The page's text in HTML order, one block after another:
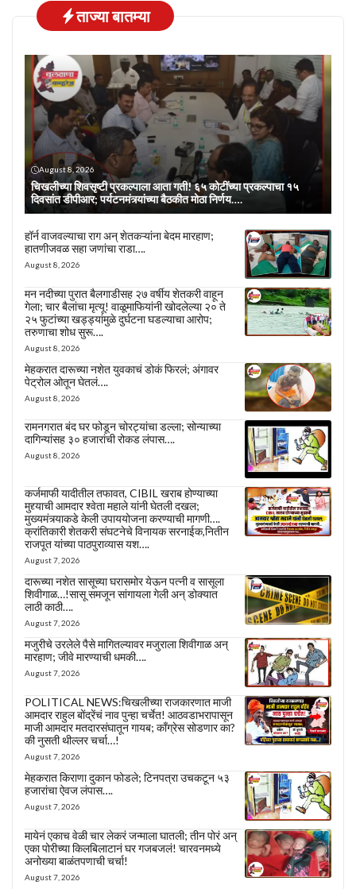
ताज्या बातम्या
August 8, 2026
चिखलीच्या शिवसृष्टी प्रकल्पाला आता गती! ६५ कोटींच्या प्रकल्पाचा १५
दिवसांत डीपीआर; पर्यटनमंत्र्यांच्या बैठकीत मोठा निर्णय….
हॉर्न वाजवल्याचा राग अन् शेतकऱ्यांना बेदम मारहाण;
हातणीजवळ सहा जणांचा राडा….
August 8, 2026
मन नदीच्या पुरात बैलगाडीसह २७ वर्षीय शेतकरी वाहून
गेला; चार बैलांचा मृत्यू! वाळूमाफियांनी खोदलेल्या २० ते
२५ फुटांच्या खड्ड्यांमुळे दुर्घटना घडल्याचा आरोप;
तरुणाचा शोध सुरू….
August 8, 2026
मेहकरात दारूच्या नशेत युवकाचं डोकं फिरलं; अंगावर
पेट्रोल ओतून घेतलं….
August 8, 2026
रामनगरात बंद घर फोडून चोरट्यांचा डल्ला; सोन्याच्या
दागिन्यांसह ३० हजारांची रोकड लंपास….
August 8, 2026
कर्जमाफी यादीतील तफावत, CIBIL खराब होण्याच्या
मुद्द्याची आमदार श्वेता महाले यांनी घेतली दखल;
मुख्यमंत्र्याकडे केली उपाययोजना करण्याची मागणी….
क्रांतिकारी शेतकरी संघटनेचे विनायक सरनाईक,नितीन
राजपूत यांच्या पाठपुराव्यास यश….
August 7, 2026
दारूच्या नशेत सासूच्या घरासमोर येऊन पत्नी व सासूला
शिवीगाळ…!सासू समजून सांगायला गेली अन् डोक्यात
लाठी काठी….
August 7, 2026
मजुरीचे उरलेले पैसे मागितल्यावर मजुराला शिवीगाळ अन्
मारहाण; जीवे मारण्याची धमकी….
August 7, 2026
POLITICAL NEWS:चिखलीच्या राजकारणात माजी
आमदार राहुल बोंद्रेंचं नाव पुन्हा चर्चेत! आठवडाभरापासून
माजी आमदार मतदारसंघातून गायब; काँग्रेस सोडणार का?
की नुसती थील्लर चर्चा…!
August 7, 2026
मेहकरात किराणा दुकान फोडले; टिनपत्रा उचकटून ५३
हजारांचा ऐवज लंपास….
August 7, 2026
मायेनं एकाच वेळी चार लेकरं जन्माला घातली; तीन पोरं अन्
एका पोरीच्या किलबिलाटानं घर गजबजलं! चारवनमध्ये
अनोख्या बाळंतपणाची चर्चा!
August 7, 2026